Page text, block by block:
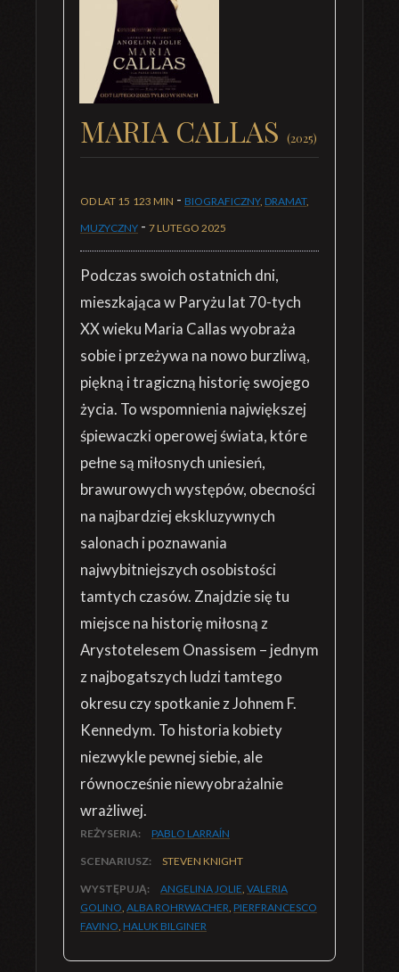
MARIA CALLAS (2025)
OD LAT 15 123 MIN - BIOGRAFICZNY, DRAMAT,
MUZYCZNY - 7 LUTEGO 2025
Podczas swoich ostatnich dni,
mieszkająca w Paryżu lat 70-tych
XX wieku Maria Callas wyobraża
sobie i przeżywa na nowo burzliwą,
piękną i tragiczną historię swojego
życia. To wspomnienia największej
śpiewaczki operowej świata, które
pełne są miłosnych uniesień,
brawurowych występów, obecności
na najbardziej ekskluzywnych
salonach i poznawania
najwybitniejszych osobistości
tamtych czasów. Znajdzie się tu
miejsce na historię miłosną z
Arystotelesem Onassisem – jednym
z najbogatszych ludzi tamtego
okresu czy spotkanie z Johnem F.
Kennedym. To historia kobiety
niezwykle pewnej siebie, ale
równocześnie niewyobrażalnie
wrażliwej.
REŻYSERIA: PABLO LARRAÍN
SCENARIUSZ: STEVEN KNIGHT
WYSTĘPUJĄ: ANGELINA JOLIE, VALERIA
GOLINO, ALBA ROHRWACHER, PIERFRANCESCO
FAVINO, HALUK BILGINER